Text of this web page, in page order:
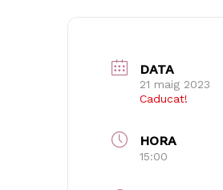
DATA
21 maig 2023
Caducat!
HORA
15:00